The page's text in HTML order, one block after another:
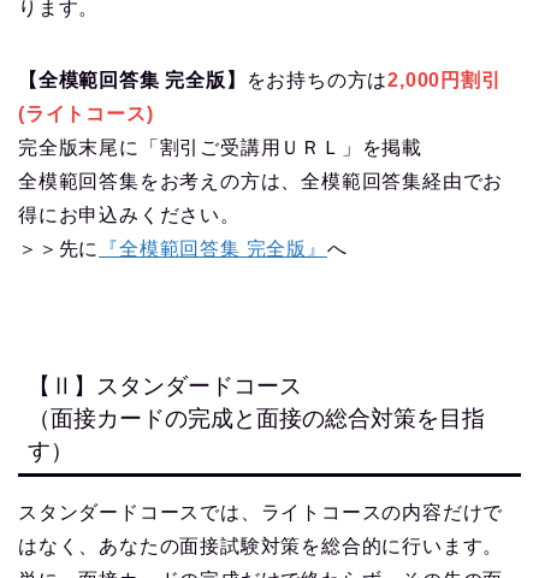
講座内容等につきましては、お気軽に
らお尋ねくださいませ。
丁寧・親身なご指導をモットーにさせていただいてお
ります。
【Ⅰ】ライトコース
（面接カードの完成を目指す）
ライトコースでは、アドバイスやコメントはそれほど
なくても良いので、とにかく面接カードを完璧に仕上